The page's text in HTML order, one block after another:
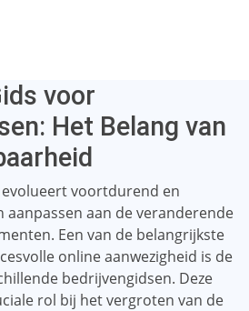
voor
Het Belang van
voortdurend en
aanpassen aan de veranderende
Een van de belangrijkste
online aanwezigheid is de
bedrijvengidsen. Deze
rol bij het vergroten van de